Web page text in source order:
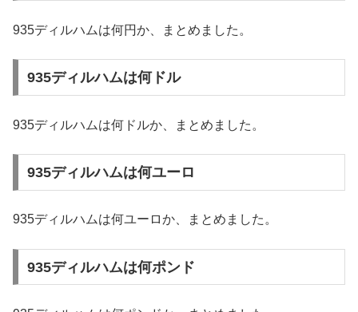
935ディルハムは何円か、まとめました。
935ディルハムは何ドル
935ディルハムは何ドルか、まとめました。
935ディルハムは何ユーロ
935ディルハムは何ユーロか、まとめました。
935ディルハムは何ポンド